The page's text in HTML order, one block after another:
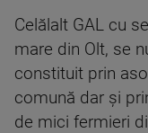
Celălalt GAL cu
mare din Olt, se
constituit prin
comună dar și
de mici fermieri